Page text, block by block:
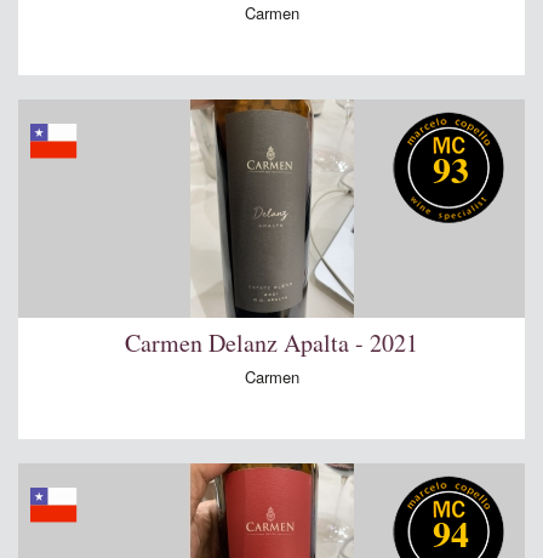
Carmen
93
Carmen Delanz Apalta - 2021
Carmen
94